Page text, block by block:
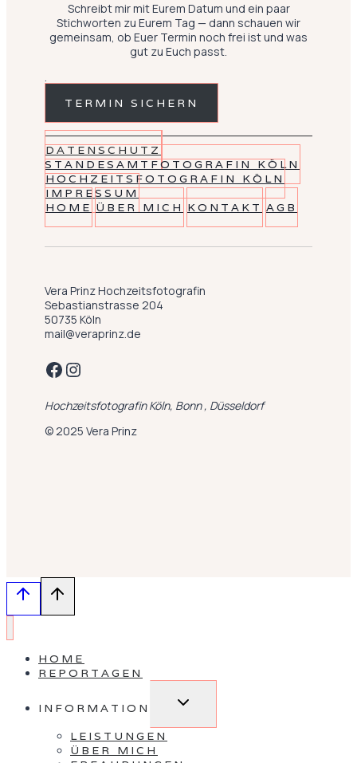
Schreibt mir mit Eurem Datum und ein paar
Stichworten zu Eurem Tag — dann schauen wir
gemeinsam, ob Euer Termin noch frei ist und was
gut zu Euch passt.
.
TERMIN SICHERN
DATENSCHUTZ
STANDESAMTFOTOGRAFIN KÖLN
HOCHZEITSFOTOGRAFIN KÖLN
IMPRESSUM
HOME ÜBER MICH KONTAKT AGB
Vera Prinz Hochzeitsfotografin
Sebastianstrasse 204
50735 Köln
mail@veraprinz.de
Facebook
Instagram
Hochzeitsfotografin Köln, Bonn , Düsseldorf
© 2025 Vera Prinz
HOME
REPORTAGEN
INFORMATION
Untermenü
LEISTUNGEN
ÜBER MICH